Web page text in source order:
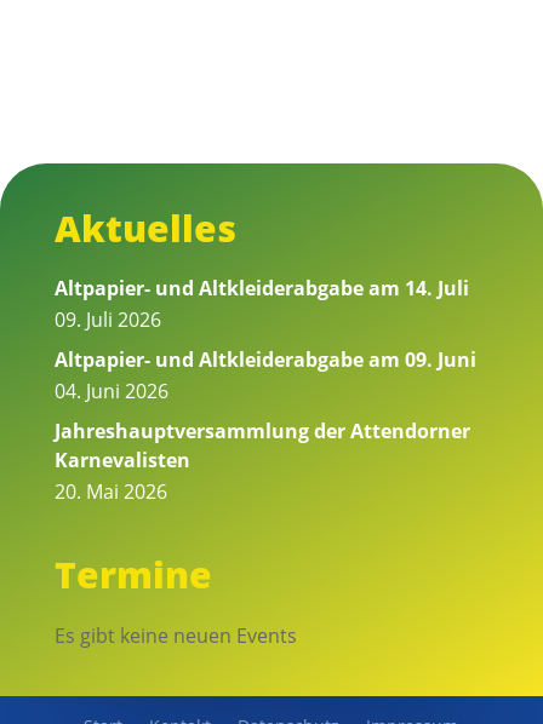
Aktuelles
Altpapier- und Altkleiderabgabe am 14. Juli
09. Juli 2026
Altpapier- und Altkleiderabgabe am 09. Juni
04. Juni 2026
Jahreshauptversammlung der Attendorner
Karnevalisten
20. Mai 2026
Termine
Es gibt keine neuen Events